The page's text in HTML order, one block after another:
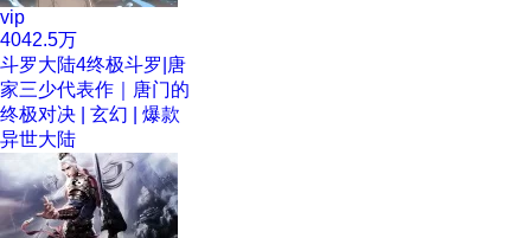
vip
4042.5万
斗罗大陆4终极斗罗|唐
家三少代表作｜唐门的
终极对决 | 玄幻 | 爆款
异世大陆